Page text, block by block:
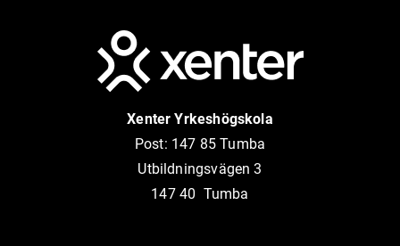
Bild
Xenter Yrkeshögskola
Post: 147 85 Tumba
Utbildningsvägen 3
147 40 Tumba